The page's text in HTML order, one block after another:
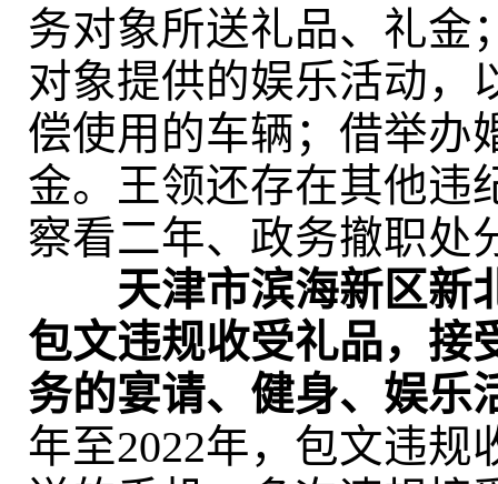
务对象所送礼品、礼金
对象提供的娱乐活动，
偿使用的车辆；借举办
金。王领还存在其他违
察看二年、政务撤职处
天津市滨海新区新
包文违规收受礼品，接
务的宴请、健身、娱乐
年至2022年，包文违规